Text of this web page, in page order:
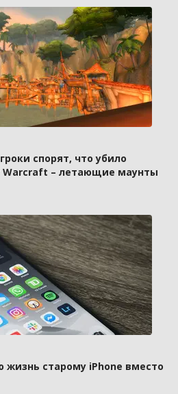
спорят, что убило
– летающие маунты
жизнь старому iPhone вместо